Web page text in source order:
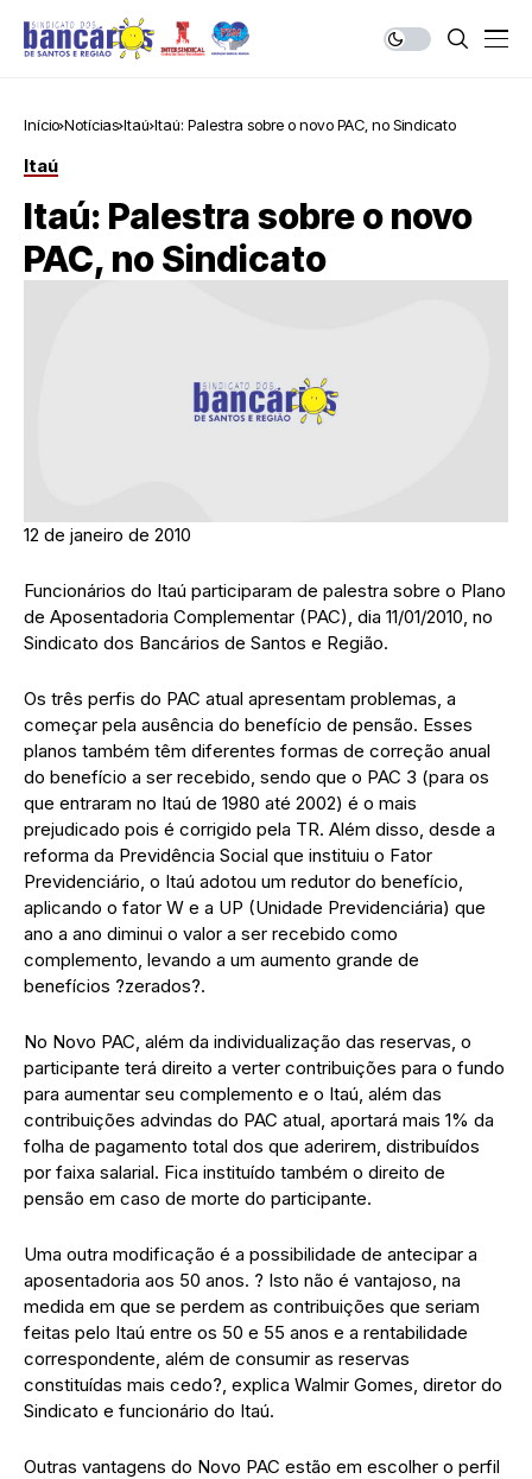
Início Notícias Itaú Itaú: Palestra sobre o novo PAC, no Sindicato
Itaú
Itaú: Palestra sobre o novo
PAC, no Sindicato
12 de janeiro de 2010
Funcionários do Itaú participaram de palestra sobre o Plano
de Aposentadoria Complementar (PAC), dia 11/01/2010, no
Sindicato dos Bancários de Santos e Região.
Os três perfis do PAC atual apresentam problemas, a
começar pela ausência do benefício de pensão. Esses
planos também têm diferentes formas de correção anual
do benefício a ser recebido, sendo que o PAC 3 (para os
que entraram no Itaú de 1980 até 2002) é o mais
prejudicado pois é corrigido pela TR. Além disso, desde a
reforma da Previdência Social que instituiu o Fator
Previdenciário, o Itaú adotou um redutor do benefício,
aplicando o fator W e a UP (Unidade Previdenciária) que
ano a ano diminui o valor a ser recebido como
complemento, levando a um aumento grande de
benefícios ?zerados?.
No Novo PAC, além da individualização das reservas, o
participante terá direito a verter contribuições para o fundo
para aumentar seu complemento e o Itaú, além das
contribuições advindas do PAC atual, aportará mais 1% da
folha de pagamento total dos que aderirem, distribuídos
por faixa salarial. Fica instituído também o direito de
pensão em caso de morte do participante.
Uma outra modificação é a possibilidade de antecipar a
aposentadoria aos 50 anos. ? Isto não é vantajoso, na
medida em que se perdem as contribuições que seriam
feitas pelo Itaú entre os 50 e 55 anos e a rentabilidade
correspondente, além de consumir as reservas
constituídas mais cedo?, explica Walmir Gomes, diretor do
Sindicato e funcionário do Itaú.
Outras vantagens do Novo PAC estão em escolher o perfil